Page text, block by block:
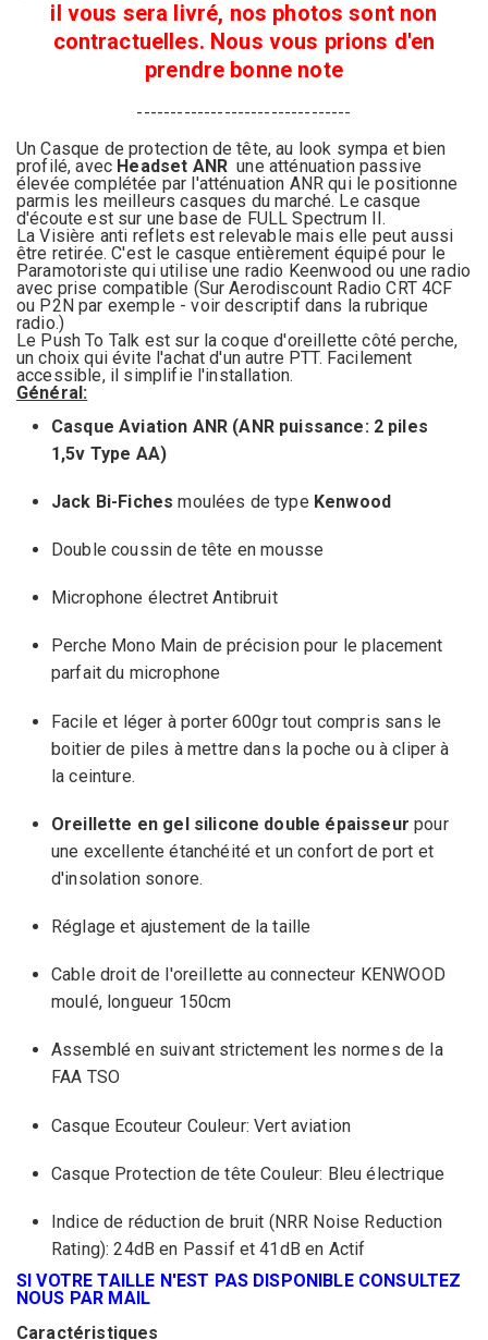
il vous sera livré, nos photos sont non
contractuelles. Nous vous prions d'en
prendre bonne note
--------------------------------
Un Casque de protection de tête, au look sympa etbien
profilé, avec Headset ANR une atténuation passive
élevée complétée par l'atténuation ANR qui le positionne
parmis les meilleurs casques du marché. Le casque
d'écoute est sur une base de FULL Spectrum II.
La Visière anti reflets est relevable mais elle peut aussi
être retirée. C'est le casque entièrement équipé pour le
Paramotoriste qui utilise une radio Keenwood ou une radio
avec prise compatible (Sur Aerodiscount Radio CRT 4CF
ou P2N par exemple - voir descriptif dans la rubrique
radio.)
Le Push To Talk est sur la coque d'oreillette côté perche,
un choix qui évite l'achat d'un autre PTT. Facilement
accessible, il simplifie l'installation.
Général:
Casque Aviation ANR (ANR puissance: 2 piles
1,5v Type AA)
Jack Bi-Fiches moulées de type Kenwood
Double coussin de tête en mousse
Microphone électretAntibruit
Perche Mono Main de précision pour le placement
parfait du microphone
Facile et léger à porter 600gr tout compris sans le
boitier de piles à mettre dans la poche ou à cliper à
la ceinture.
Oreillette en gel silicone double épaisseur pour
une excellente étanchéité et un confort de port et
d'insolation sonore.
Réglage et ajustement de la taille
Cable droit de l'oreillette au connecteur KENWOOD
moulé, longueur 150cm
Assemblé en suivant strictement les normes de la
FAA TSO
Casque Ecouteur Couleur: Vert aviation
Casque Protection de tête Couleur: Bleu électrique
Indice de réduction de bruit (NRR Noise Reduction
Rating):24dB en Passif et 41dB en Actif
SI VOTRE TAILLE N'EST PAS DISPONIBLE CONSULTEZ
NOUS PAR MAIL
Caractéristiques